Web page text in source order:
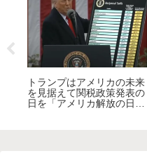
トランプはアメリカの未来
を見据えて関税政策発表の
日を「アメリカ解放の日」